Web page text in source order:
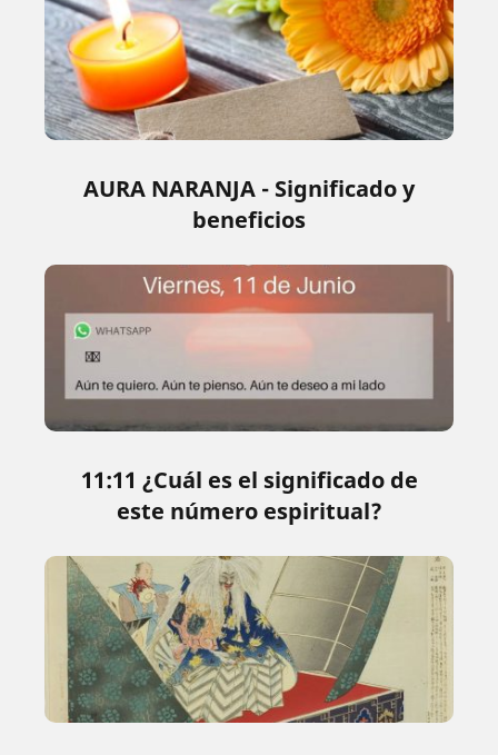
AURA NARANJA - Significado y
beneficios
11:11 ¿Cuál es el significado de
este número espiritual?